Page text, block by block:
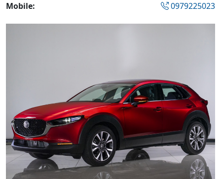
Mobile:
0979225023